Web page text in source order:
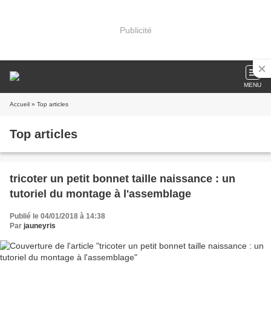
Publicité
MENU
Accueil » Top articles
Top articles
tricoter un petit bonnet taille naissance : un
tutoriel du montage à l'assemblage
Publié le 04/01/2018 à 14:38
Par jauneyris